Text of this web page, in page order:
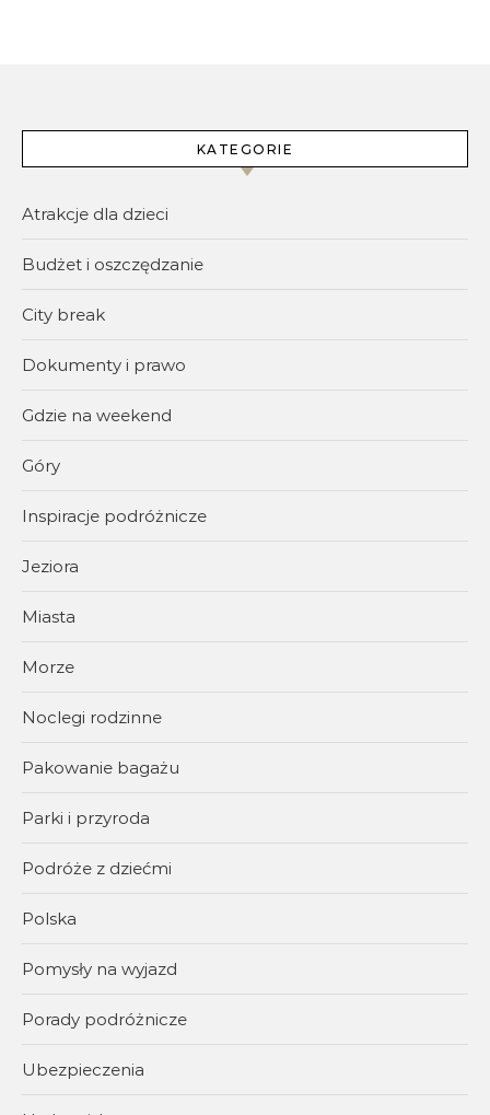
KATEGORIE
Atrakcje dla dzieci
Budżet i oszczędzanie
City break
Dokumenty i prawo
Gdzie na weekend
Góry
Inspiracje podróżnicze
Jeziora
Miasta
Morze
Noclegi rodzinne
Pakowanie bagażu
Parki i przyroda
Podróże z dziećmi
Polska
Pomysły na wyjazd
Porady podróżnicze
Ubezpieczenia